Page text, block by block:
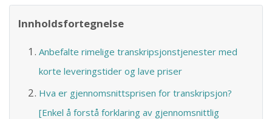
Innholdsfortegnelse
Anbefalte rimelige transkripsjonstjenester med
korte leveringstider og lave priser
Hva er gjennomsnittsprisen for transkripsjon?
[Enkel å forstå forklaring av gjennomsnittlig